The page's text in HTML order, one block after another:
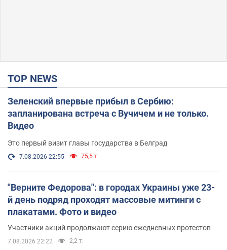
TOP NEWS
Зеленский впервые прибыл в Сербию:
запланирована встреча с Вучичем и не только.
Видео
Это первый визит главы государства в Белград
7.08.2026 22:55 75,5 т.
"Верните Федорова": в городах Украины уже 23-
й день подряд проходят массовые митинги с
плакатами. Фото и видео
Участники акций продолжают серию ежедневных протестов
7.08.2026 22:22 2,2 т.